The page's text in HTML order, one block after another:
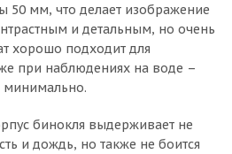
50 мм, что делает изображение
и детальным, но очень
хорошо подходит для
при наблюдениях на воде –
бинокля выдерживает не
и дождь, но также не боится